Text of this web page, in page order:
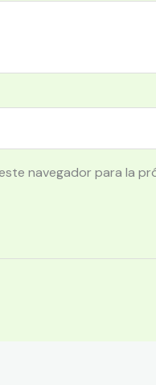
navegador para la